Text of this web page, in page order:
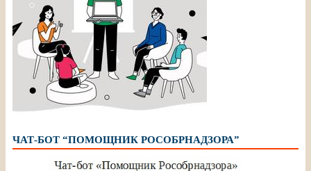
ЧАТ-БОТ “ПОМОЩНИК РОСОБРНАДЗОРА”